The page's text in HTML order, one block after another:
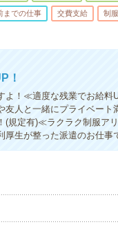
までの仕事 交費支給 制服
！
！≪適度な残業でお給料
人と一緒にプライベー
(規定有)≪ラクラク制服ア
生が整った派遣のお仕事